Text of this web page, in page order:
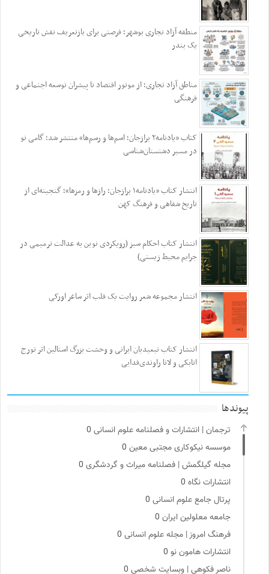
منطقه آزاد تجاری بوشهر؛ فرصتی برای بازتعریف نقش تاریخی
یک بندر
مناطق آزاد تجاری؛ از موتور اقتصاد تا پیشران توسعه اجتماعی و
فرهنگی
کتاب «یادنامه۲ برازجان؛ اسم‌ها و رسم‌ها» منتشر شد؛ گامی نو
در مسیر دشتستان‌شناسی
انتشار کتاب «یادنامه۱ برازجان؛ رازها و رمزها»؛ گنجینه‌ای از
تاریخ شفاهی و فرهنگ کهن
انتشار کتاب احکام سبز (رویکردی نوین به عدالت ترمیمی در
جرایم محیط‌ زیستی)
انتشار مجموعه شعر روایت یک قلب اثر ساغر اورکی
انتشار کتاب تبعیدیان ایرانی و وحشت بزرگ استالین اثر تورج
اتابکی و لانا راوندی‌فدایی
پیوندها
ترجمان | انتشارات و فصلنامه علوم انسانی
موسسه نیکوکاری مجتبی معین
مجله گیلگمش | فصلنامه میراث و گردشگری
انتشارات نگاه
پرتال جامع علوم انسانی
جامعه معلولین ایران
فرهنگ امروز | مجله علوم انسانی
انتشارات هامون نو
ناصر فکوهی | وبسایت شخصی